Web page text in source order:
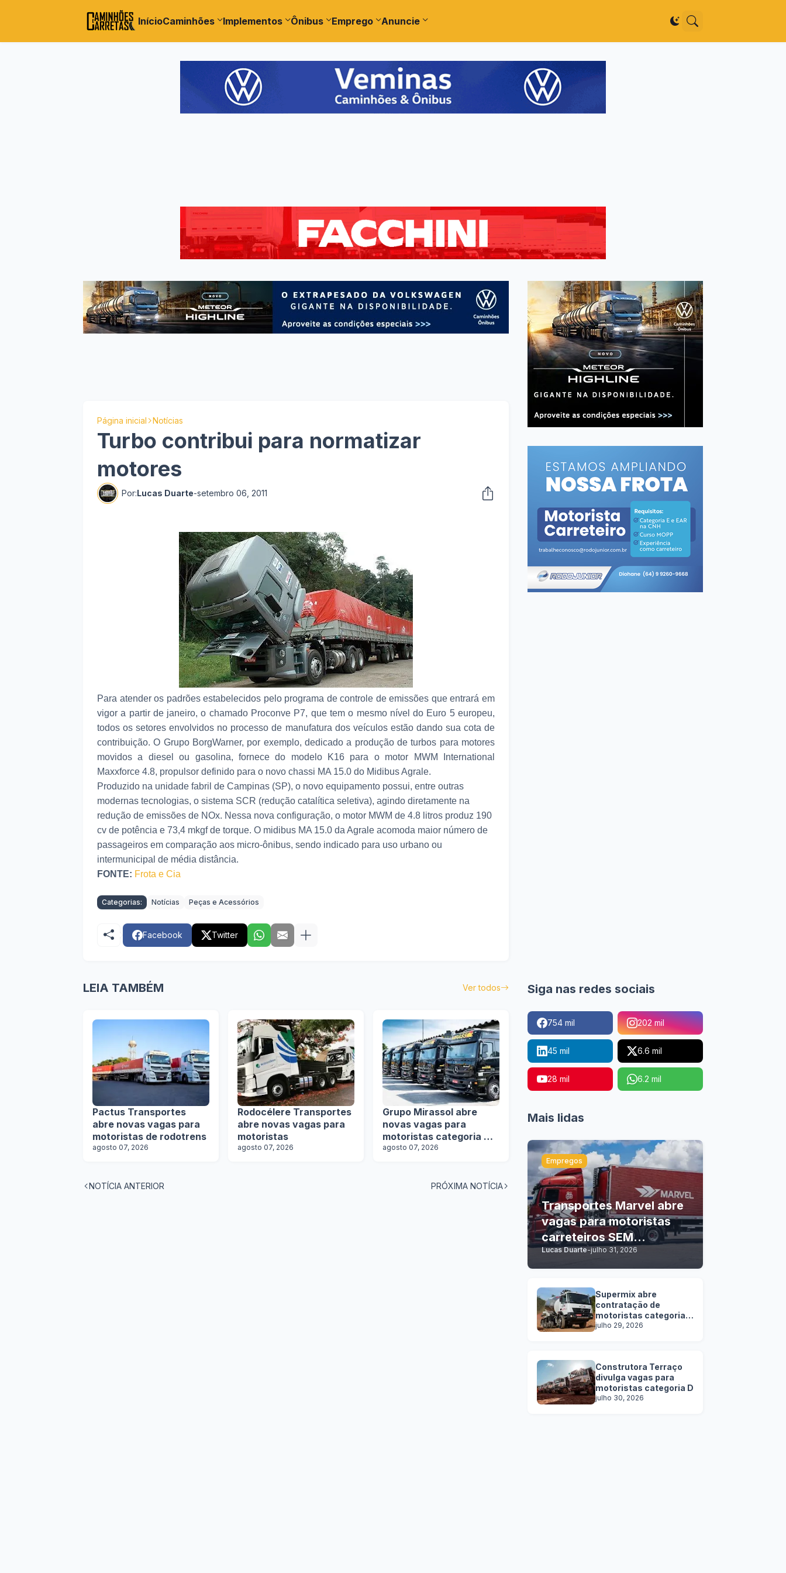
InícioCaminhões Implementos Ônibus Emprego Anuncie
Página inicial Notícias
Turbo contribui para normatizar
motores
Por:Lucas Duarte-setembro 06, 2011
Para atender os padrões estabelecidos pelo programa de controle de emissões que entrará em
vigor a partir de janeiro, o chamado Proconve P7, que tem o mesmo nível do Euro 5 europeu,
todos os setores envolvidos no processo de manufatura dos veículos estão dando sua cota de
contribuição. O Grupo BorgWarner, por exemplo, dedicado a produção de turbos para motores
movidos a diesel ou gasolina, fornece do modelo K16 para o motor MWM International
Maxxforce 4.8, propulsor definido para o novo chassi MA 15.0 do Midibus Agrale.
Produzido na unidade fabril de Campinas (SP), o novo equipamento possui, entre outras
modernas tecnologias, o sistema SCR (redução catalítica seletiva), agindo diretamente na
redução de emissões de NOx. Nessa nova configuração, o motor MWM de 4.8 litros produz 190
cv de potência e 73,4 mkgf de torque. O midibus MA 15.0 da Agrale acomoda maior número de
passageiros em comparação aos micro-ônibus, sendo indicado para uso urbano ou
intermunicipal de média distância.
FONTE: Frota e Cia
Categorias: Notícias Peças e Acessórios
Facebook Twitter
LEIA TAMBÉM Ver todos
Pactus Transportes
abre novas vagas para
motoristas de rodotrens
agosto 07, 2026
Rodocélere Transportes
abre novas vagas para
motoristas
agosto 07, 2026
Grupo Mirassol abre
novas vagas para
motoristas categoria D e
E
agosto 07, 2026
NOTÍCIA ANTERIOR PRÓXIMA NOTÍCIA
Siga nas redes sociais
754 mil 202 mil
45 mil 6.6 mil
28 mil 6.2 mil
Mais lidas
Empregos
Transportes Marvel abre
vagas para motoristas
carreteiros SEM
EXPERIÊNCIA
Lucas Duarte-julho 31, 2026
Supermix abre
contratação de
motoristas categoria
C, D e E
julho 29, 2026
Construtora Terraço
divulga vagas para
motoristas categoria D
julho 30, 2026